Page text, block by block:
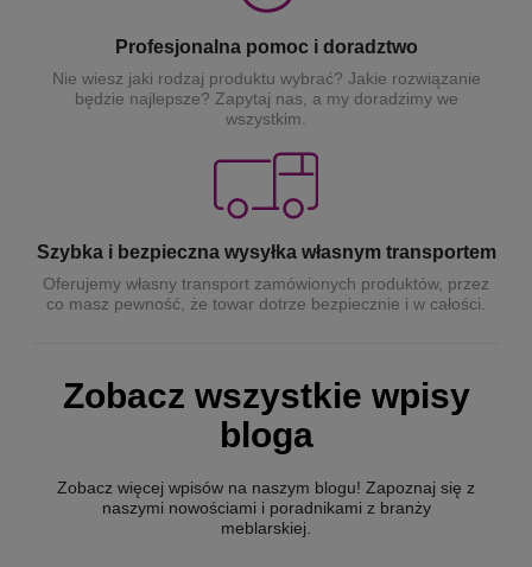
Profesjonalna pomoc i doradztwo
Nie wiesz jaki rodzaj produktu wybrać? Jakie rozwiązanie
będzie najlepsze? Zapytaj nas, a my doradzimy we
wszystkim.
Szybka i bezpieczna wysyłka własnym transportem
Oferujemy własny transport zamówionych produktów, przez
co masz pewność, że towar dotrze bezpiecznie i w całości.
Zobacz wszystkie wpisy
bloga
Zobacz więcej wpisów na naszym blogu! Zapoznaj się z
naszymi nowościami i poradnikami z branży
meblarskiej.